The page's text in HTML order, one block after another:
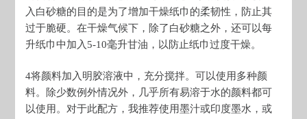
入白砂糖的目的是为了增加干燥纸巾的柔韧性，防止其
过于脆硬。在干燥气候下，除了白砂糖之外，还可以每
升纸巾中加入5-10毫升甘油，以防止纸巾过度干燥。
4将颜料加入明胶溶液中，充分搅拌。可以使用多种颜
料。除少数例外情况外，几乎所有易溶于水的颜料都可
以使用。对于此配方，我推荐使用墨汁或印度墨水，或